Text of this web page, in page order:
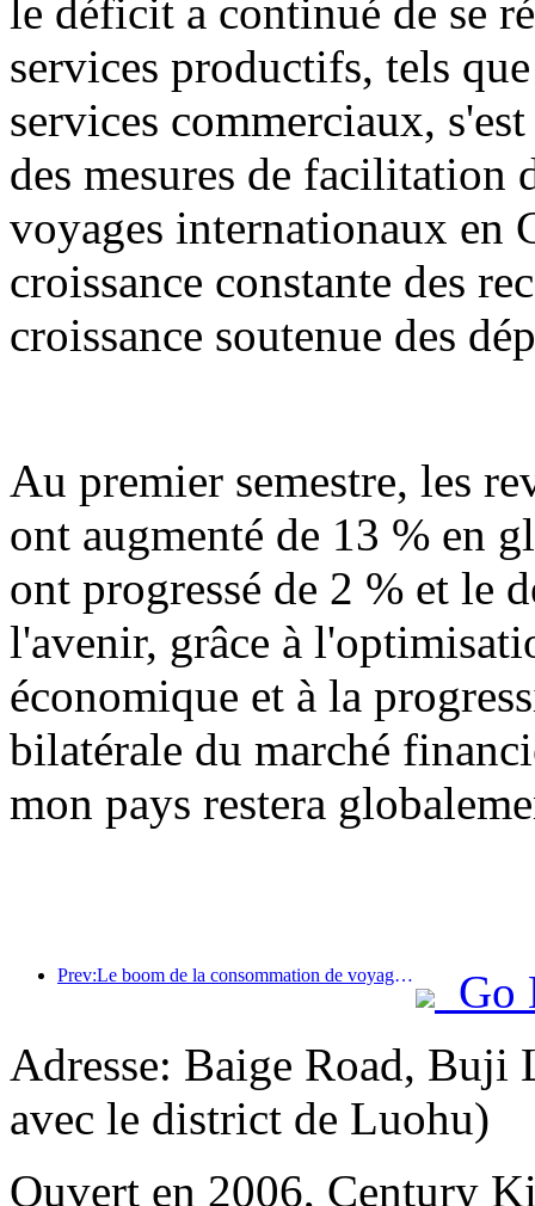
le déficit a continué de se
services productifs, tels
services commerciaux,
des mesures de facilitation
voyages internationaux en
croissance constante des
croissance soutenue des
Au premier semestre, les
ont augmenté de 13 % en
ont progressé de 2 % et le
l'avenir, grâce à
économique et à la
bilatérale du marché
mon pays restera
Prev:Le boom de la consommation de voyages d'été s'accélère, le marché du tourisme culturel innove et se modernise
Go
Adresse: Baige Road, Buji
avec le district de Luohu)
Ouvert en 2006, Century